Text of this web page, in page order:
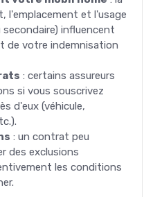
l'emplacement et l'usage
secondaire) influencent
de votre indemnisation
: certains assureurs
si vous souscrivez
d'eux (véhicule,
: un contrat peu
des exclusions
les conditions